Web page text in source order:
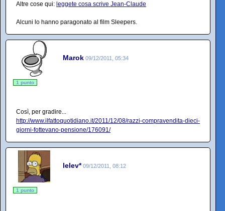
Altre cose qui: leggete cosa scrive Jean-Claude
Alcuni lo hanno paragonato al film Sleepers.
Marok 09/12/2011, 05:34
1 punto
Così, per gradire...
http://www.ilfattoquotidiano.it/2011/12/08/razzi-compravendita-dieci-
giorni-fottevano-pensione/176091/
lelev* 09/12/2011, 08:12
1 punto